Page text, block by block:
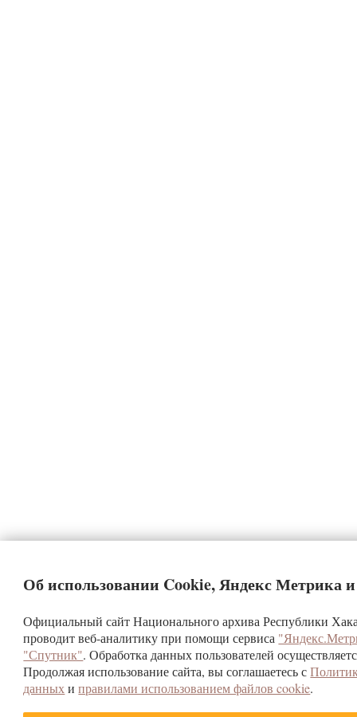
Об использовании Cookie, Яндекс Метрика
Официальный сайт Национального архива Республики
проводит веб-аналитику при помощи сервиса
"Спутник". Обработка данных пользователей
Продолжая использование сайта, вы соглашаетесь с
данныхиправилами использованием файлов cookie.